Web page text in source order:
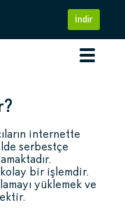
İndir
internette
serbestçe
bir işlemdir.
yüklemek ve